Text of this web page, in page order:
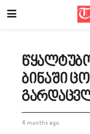
ბინაში
4 months ago